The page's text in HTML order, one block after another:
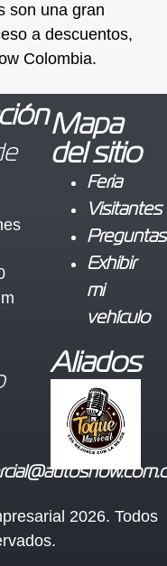
son una gran
a descuentos,
Colombia.
Mapa
del sitio
Feria
Visitantes
Preguntas
Exhibir
mi
vehículo
Aliados
2026. Todos